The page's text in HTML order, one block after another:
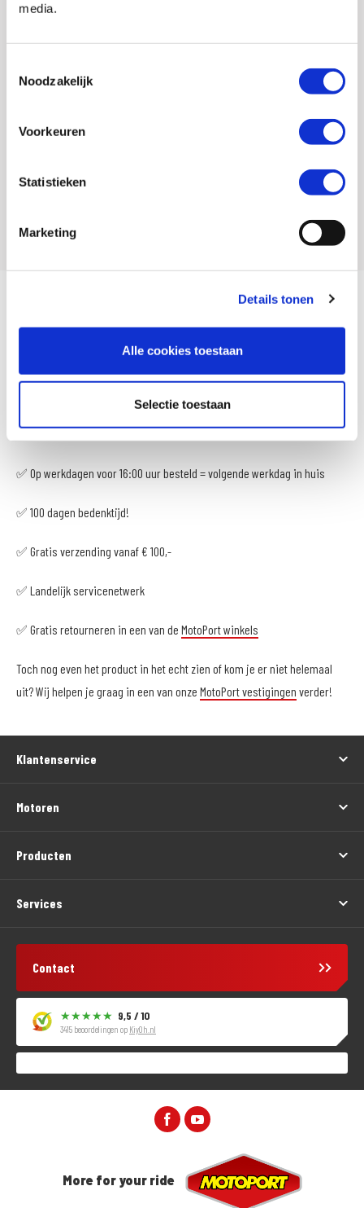
media.
Noodzakelijk
Voorkeuren
Statistieken
Marketing
Details tonen
Alle cookies toestaan
Selectie toestaan
vestiging verschillen. Informeer voor actuele collectie en voorraad bij
jouw vestiging.
De voordelen van MotoPort:
✅ Op werkdagen voor 16:00 uur besteld = volgende werkdag in huis
✅ 100 dagen bedenktijd!
✅ Gratis verzending vanaf € 100,-
✅ Landelijk servicenetwerk
✅ Gratis retourneren in een van de MotoPort winkels
Toch nog even het product in het echt zien of kom je er niet helemaal
uit? Wij helpen je graag in een van onze MotoPort vestigingen verder!
Klantenservice
Motoren
Producten
Services
Contact
9,5 / 10
3415 beoordelingen op KiyOh.nl
More for your ride